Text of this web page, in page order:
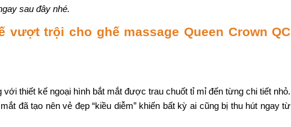
sau đây nhé.
trội cho ghế massage Queen Crown QC
với thiết kế ngoại hình bắt mắt được trau chuốt tỉ mỉ đến từng chi tiết nhỏ.
đã tạo nên vẻ đẹp “kiều diễm” khiến bất kỳ ai cũng bị thu hút ngay từ